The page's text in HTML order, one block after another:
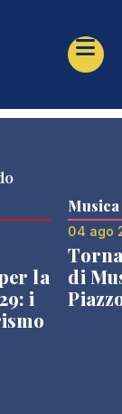
la
i
Musica
04 ago
di